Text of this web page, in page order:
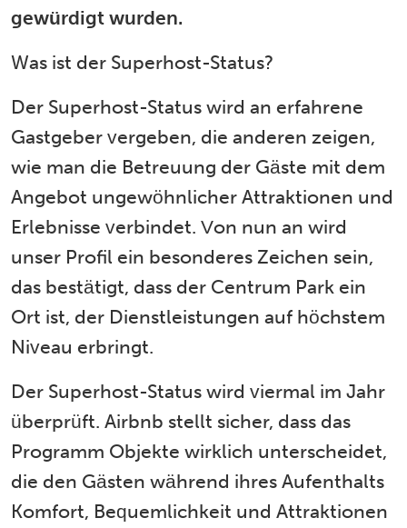
gewürdigt wurden.
Was ist der Superhost-Status?
Der Superhost-Status wird an erfahrene
Gastgeber vergeben, die anderen zeigen,
wie man die Betreuung der Gäste mit dem
Angebot ungewöhnlicher Attraktionen und
Erlebnisse verbindet. Von nun an wird
unser Profil ein besonderes Zeichen sein,
das bestätigt, dass der Centrum Park ein
Ort ist, der Dienstleistungen auf höchstem
Niveau erbringt.
Der Superhost-Status wird viermal im Jahr
überprüft. Airbnb stellt sicher, dass das
Programm Objekte wirklich unterscheidet,
die den Gästen während ihres Aufenthalts
Komfort, Bequemlichkeit und Attraktionen